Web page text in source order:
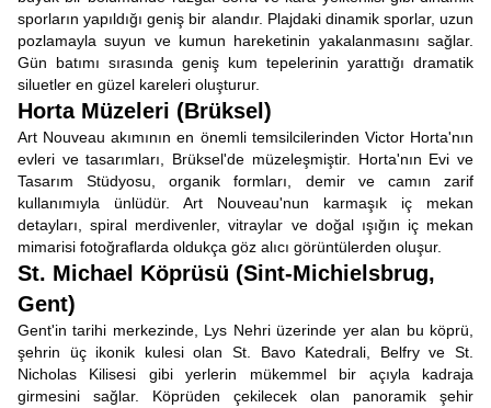
sporların yapıldığı geniş bir alandır. Plajdaki dinamik sporlar, uzun
pozlamayla suyun ve kumun hareketinin yakalanmasını sağlar.
Gün batımı sırasında geniş kum tepelerinin yarattığı dramatik
siluetler en güzel kareleri oluşturur.
Horta Müzeleri (Brüksel)
Art Nouveau akımının en önemli temsilcilerinden Victor Horta'nın
evleri ve tasarımları, Brüksel'de müzeleşmiştir. Horta'nın Evi ve
Tasarım Stüdyosu, organik formları, demir ve camın zarif
kullanımıyla ünlüdür. Art Nouveau'nun karmaşık iç mekan
detayları, spiral merdivenler, vitraylar ve doğal ışığın iç mekan
mimarisi fotoğraflarda oldukça göz alıcı görüntülerden oluşur.
St. Michael Köprüsü (Sint-Michielsbrug,
Gent)
Gent'in tarihi merkezinde, Lys Nehri üzerinde yer alan bu köprü,
şehrin üç ikonik kulesi olan St. Bavo Katedrali, Belfry ve St.
Nicholas Kilisesi gibi yerlerin mükemmel bir açıyla kadraja
girmesini sağlar. Köprüden çekilecek olan panoramik şehir